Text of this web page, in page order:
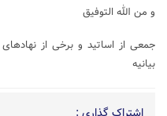
و من الله التوفیق
جمعی از اساتید و برخی از
بیانیه